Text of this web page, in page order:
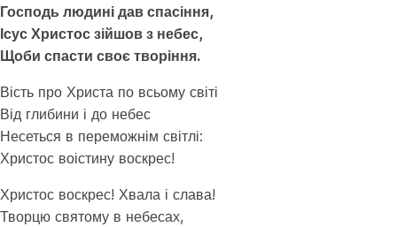
Господь людині дав спасіння,
Ісус Христос зійшов з небес,
Щоби спасти своє творіння.
Вість про Христа по всьому світі
Від глибини і до небес
Несеться в переможнім світлі:
Христос воістину воскрес!
Христос воскрес! Хвала і слава!
Творцю святому в небесах,